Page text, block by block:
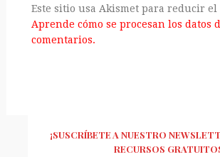
Este sitio usa Akismet para reducir el
Aprende cómo se procesan los datos
comentarios.
¡SUSCRÍBETE A NUESTRO
RECURSOS